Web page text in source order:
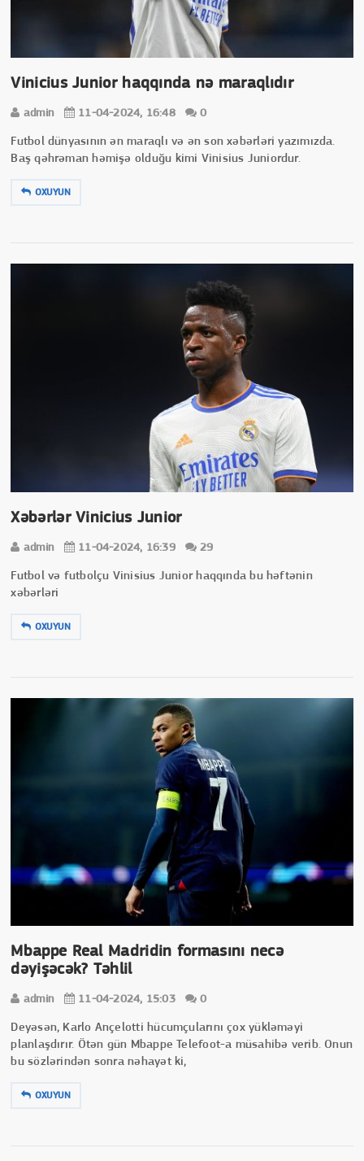
Vinicius Junior haqqında nə maraqlıdır
admin 11-04-2024, 16:48 0
Futbol dünyasının ən maraqlı və ən son xəbərləri yazımızda.
Baş qəhrəman həmişə olduğu kimi Vinisius Juniordur.
OXUYUN
Xəbərlər Vinicius Junior
admin 11-04-2024, 16:39 29
Futbol və futbolçu Vinisius Junior haqqında bu həftənin
xəbərləri
OXUYUN
Mbappe Real Madridin formasını necə
dəyişəcək? Təhlil
admin 11-04-2024, 15:03 0
Deyəsən, Karlo Ançelotti hücumçularını çox yükləməyi
planlaşdırır. Ötən gün Mbappe Telefoot-a müsahibə verib. Onun
bu sözlərindən sonra nəhayət ki,
OXUYUN